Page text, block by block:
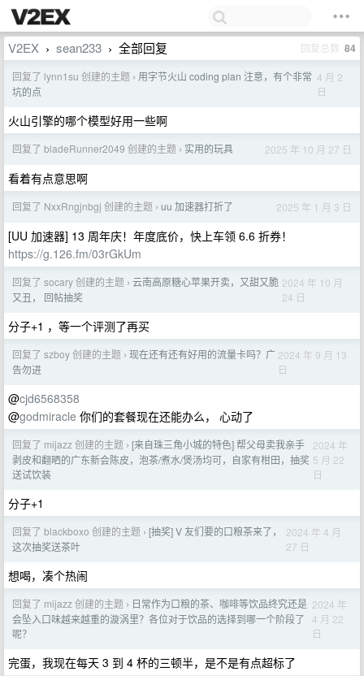
V2EX › sean233 › 全部回复 回复总数 84
回复了 lynn1su 创建的主题 › 用字节火山 coding plan 注意，有个非常
坑的点
4 月 2
日
火山引擎的哪个模型好用一些啊
回复了 bladeRunner2049 创建的主题 › 实用的玩具 2025 年 10 月 27 日
看着有点意思啊
回复了 NxxRngjnbgj 创建的主题 › uu 加速器打折了 2025 年 1 月 3 日
[UU 加速器] 13 周年庆！年度底价，快上车领 6.6 折券！
https://g.126.fm/03rGkUm
回复了 socary 创建的主题 › 云南高原糖心苹果开卖，又甜又脆
又丑， 回帖抽奖
2024 年 10 月
24 日
分子+1 ，等一个评测了再买
回复了 szboy 创建的主题 › 现在还有还有好用的流量卡吗？广
告勿进
2024 年 9 月 13
日
@cjd6568358
@godmiracle 你们的套餐现在还能办么， 心动了
回复了 mijazz 创建的主题 › [来自珠三角小城的特色] 帮父母卖我亲手
剥皮和翻晒的广东新会陈皮，泡茶/煮水/煲汤均可，自家有柑田，抽奖
送试饮装
2024 年
5 月 22
日
分子+1
回复了 blackboxo 创建的主题 › [抽奖] V 友们要的口粮茶来了，
这次抽奖送茶叶
2024 年 4 月
27 日
想喝，凑个热闹
回复了 mijazz 创建的主题 › 日常作为口粮的茶、咖啡等饮品终究还是
会坠入口味越来越重的漩涡里？各位对于饮品的选择到哪一个阶段了
呢？
2024 年
4 月 22
日
完蛋，我现在每天 3 到 4 杯的三顿半，是不是有点超标了